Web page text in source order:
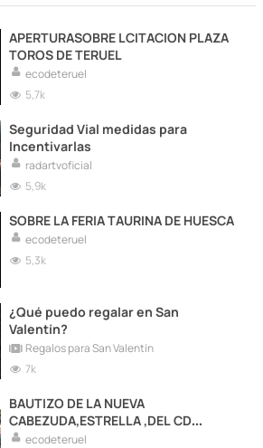
APERTURASOBRE LCITACION PLAZA
TOROS DE TERUEL
ecodeteruel
5,7k
Seguridad Vial medidas para
Incentivarlas
radartvoficial
5,9k
SOBRE LA FERIA TAURINA DE HUESCA
ecodeteruel
5,3k
¿Qué puedo regalar en San
Valentín?
Regalos para San Valentín
7k
BAUTIZO DE LA NUEVA
CABEZUDA,ESTRELLA ,DEL CD
TERUEL
ecodeteruel